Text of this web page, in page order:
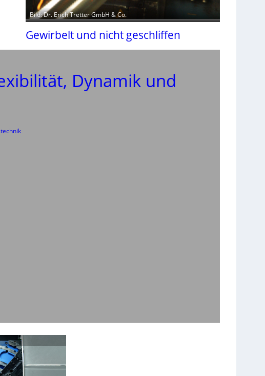
Bild: Dr. Erich Tretter GmbH & Co.
Gewirbelt und nicht geschliffen
Dynamik und